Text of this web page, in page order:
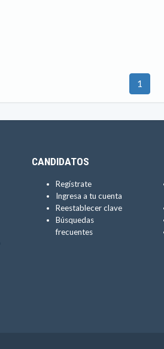
1
CANDIDATOS
Regístrate
Ingresa a tu cuenta
Reestablecer clave
Búsquedas
frecuentes